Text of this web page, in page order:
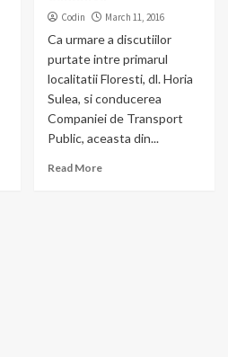
Codin March 11, 2016
Ca urmare a discutiilor
purtate intre primarul
localitatii Floresti, dl. Horia
Sulea, si conducerea
Companiei de Transport
Public, aceasta din...
Read More